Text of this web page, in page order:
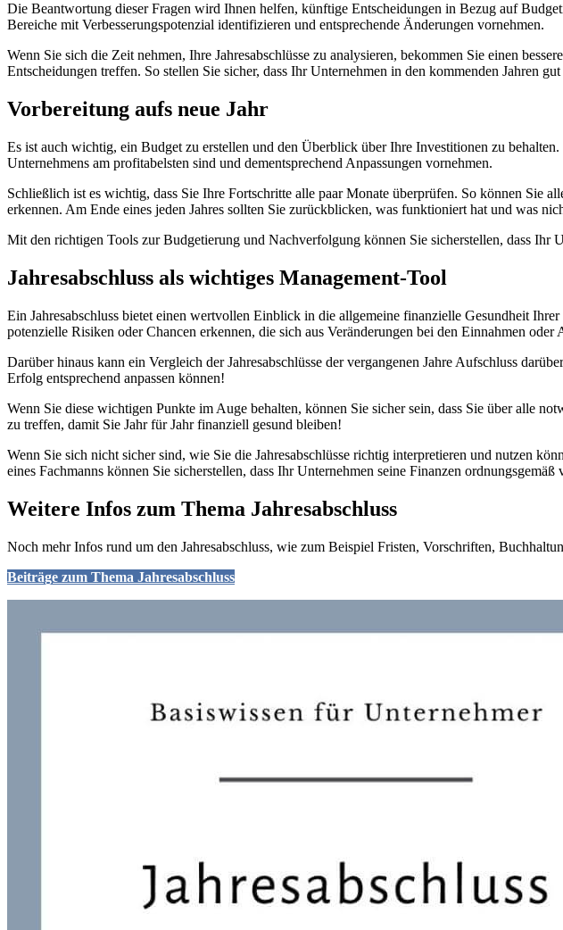
Die Beantwortung dieser Fragen wird Ihnen helfen, künftige Entscheidungen in Bezug auf
Bereiche mit Verbesserungspotenzial identifizieren und entsprechende Änderungen vornehmen.
Wenn Sie sich die Zeit nehmen, Ihre Jahresabschlüsse zu analysieren, bekommen Sie einen
Entscheidungen treffen. So stellen Sie sicher, dass Ihr Unternehmen in den kommenden Jahren
Vorbereitung aufs neue Jahr
Es ist auch wichtig, ein Budget zu erstellen und den Überblick über Ihre Investitionen zu
Unternehmens am profitabelsten sind und dementsprechend Anpassungen vornehmen.
Schließlich ist es wichtig, dass Sie Ihre Fortschritte alle paar Monate überprüfen. So können Sie
erkennen. Am Ende eines jeden Jahres sollten Sie zurückblicken, was funktioniert hat und was
Mit den richtigen Tools zur Budgetierung und Nachverfolgung können Sie sicherstellen, dass Ihr
Jahresabschluss als wichtiges Management-Tool
Ein Jahresabschluss bietet einen wertvollen Einblick in die allgemeine finanzielle Gesundheit
potenzielle Risiken oder Chancen erkennen, die sich aus Veränderungen bei den Einnahmen oder
Darüber hinaus kann ein Vergleich der Jahresabschlüsse der vergangenen Jahre Aufschluss
Erfolg entsprechend anpassen können!
Wenn Sie diese wichtigen Punkte im Auge behalten, können Sie sicher sein, dass Sie über alle
zu treffen, damit Sie Jahr für Jahr finanziell gesund bleiben!
Wenn Sie sich nicht sicher sind, wie Sie die Jahresabschlüsse richtig interpretieren und nutzen
eines Fachmanns können Sie sicherstellen, dass Ihr Unternehmen seine Finanzen
Weitere Infos zum Thema Jahresabschluss
Noch mehr Infos rund um den Jahresabschluss, wie zum Beispiel Fristen, Vorschriften,
Beiträge zum Thema Jahresabschluss